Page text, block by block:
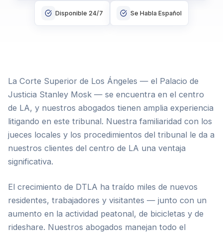
Disponible 24/7 Se Habla Español
La Corte Superior de Los Ángeles — el Palacio de
Justicia Stanley Mosk — se encuentra en el centro
de LA, y nuestros abogados tienen amplia experiencia
litigando en este tribunal. Nuestra familiaridad con los
jueces locales y los procedimientos del tribunal le da a
nuestros clientes del centro de LA una ventaja
significativa.
El crecimiento de DTLA ha traído miles de nuevos
residentes, trabajadores y visitantes — junto con un
aumento en la actividad peatonal, de bicicletas y de
rideshare. Nuestros abogados manejan todo el